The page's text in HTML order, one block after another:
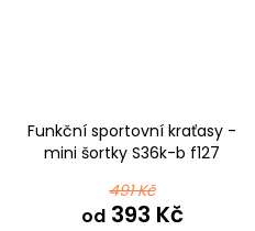
Funkční sportovní kraťasy -
mini šortky S36k-b f127
491 Kč
od393 Kč